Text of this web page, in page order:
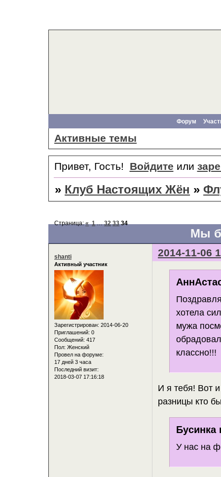
Форум
Активные темы
Привет, Гость! Войдите или
» Клуб Настоящих Жён »
Мы
Страница:« 1 … 32 33 34
2014-11-06
shanti
Активный участник
Зарегистрирован: 2014-06-20
Приглашений: 0
Сообщений: 417
Пол: Женский
Провел на форуме:
17 дней 3 часа
Последний визит:
2018-03-07 17:16:18
хотела
мужа
классно!!!
И я тебя! Вот
разницы кто
Бусинка
У нас на